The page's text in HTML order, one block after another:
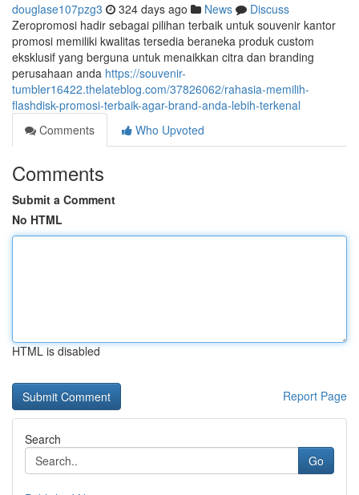
douglase107pzg3 324 days ago News
Discuss
Zeropromosi hadir sebagai pilihan terbaik untuk souvenir kantor
promosi memiliki kwalitas tersedia beraneka produk custom
eksklusif yang berguna untuk menaikkan citra dan branding
perusahaan anda https://souvenir-
tumbler16422.thelateblog.com/37826062/rahasia-memilih-
flashdisk-promosi-terbaik-agar-brand-anda-lebih-terkenal
Comments
Who Upvoted
Comments
Submit a Comment
No HTML
HTML is disabled
Report Page
Search
Go